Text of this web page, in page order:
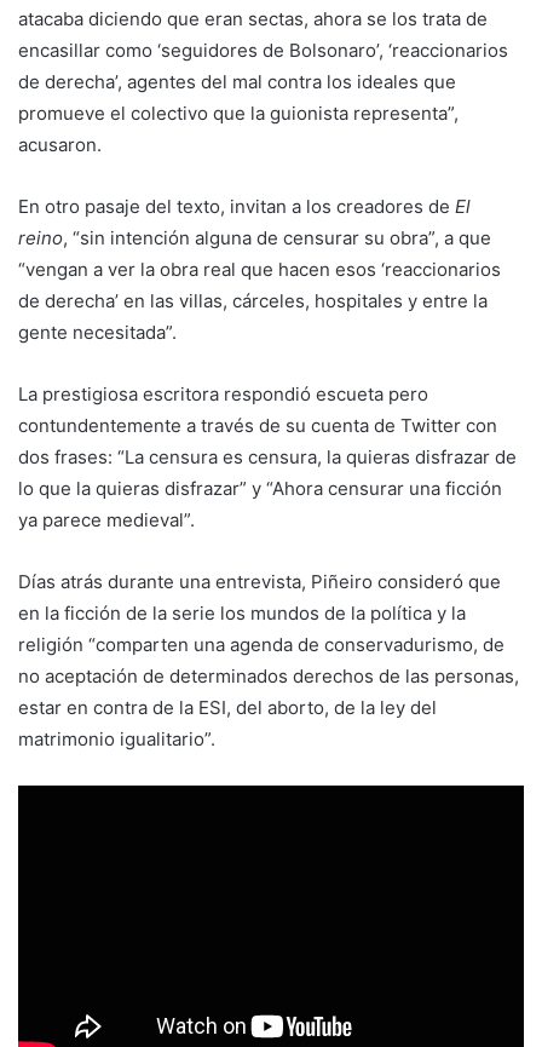
atacaba diciendo que eran sectas, ahora se los trata de
encasillar como ‘seguidores de Bolsonaro’, ‘reaccionarios
de derecha’, agentes del mal contra los ideales que
promueve el colectivo que la guionista representa”,
acusaron.
En otro pasaje del texto, invitan a los creadores de El
reino, “sin intención alguna de censurar su obra”, a que
“vengan a ver la obra real que hacen esos ‘reaccionarios
de derecha’ en las villas, cárceles, hospitales y entre la
gente necesitada”.
La prestigiosa escritora respondió escueta pero
contundentemente a través de su cuenta de Twitter con
dos frases: “La censura es censura, la quieras disfrazar de
lo que la quieras disfrazar” y “Ahora censurar una ficción
ya parece medieval”.
Días atrás durante una entrevista, Piñeiro consideró que
en la ficción de la serie los mundos de la política y la
religión “comparten una agenda de conservadurismo, de
no aceptación de determinados derechos de las personas,
estar en contra de la ESI, del aborto, de la ley del
matrimonio igualitario”.